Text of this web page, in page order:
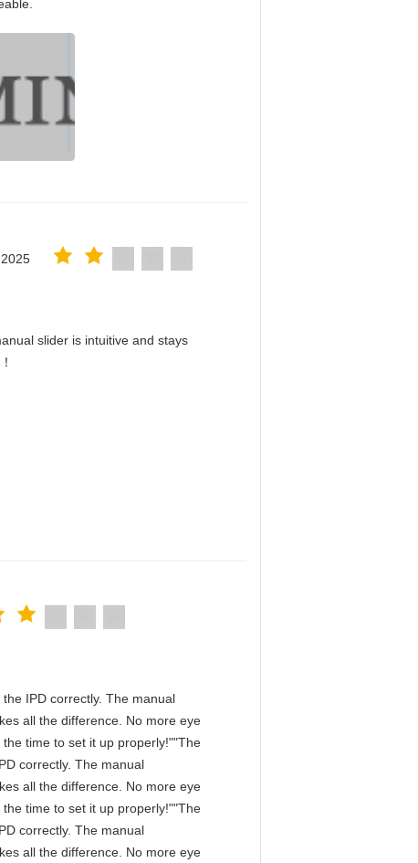
slider is intuitive and stays
IPD correctly. The manual
all the difference. No more eye
time to set it up properly!""The
correctly. The manual
all the difference. No more eye
time to set it up properly!""The
correctly. The manual
all the difference. No more eye